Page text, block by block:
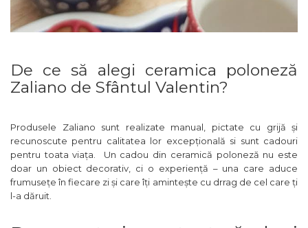
De ce să alegi ceramica poloneză
Zaliano de Sfântul Valentin?
Produsele Zaliano sunt realizate manual, pictate cu grijă și
recunoscute pentru calitatea lor excepțională si sunt cadouri
pentru toata viața. Un cadou din ceramică poloneză nu este
doar un obiect decorativ, ci o experiență – una care aduce
frumusețe în fiecare zi și care îți amintește cu drrag de cel care ți
l-a dăruit.